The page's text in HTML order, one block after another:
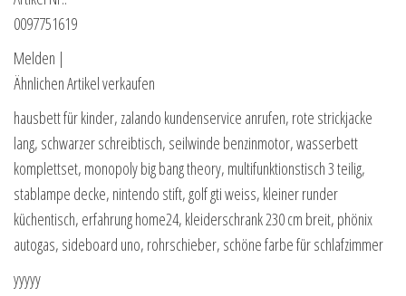
0097751619
Melden |
Ähnlichen Artikel verkaufen
hausbett für kinder, zalando kundenservice anrufen, rote strickjacke
lang, schwarzer schreibtisch, seilwinde benzinmotor, wasserbett
komplettset, monopoly big bang theory, multifunktionstisch 3 teilig,
stablampe decke, nintendo stift, golf gti weiss, kleiner runder
küchentisch, erfahrung home24, kleiderschrank 230 cm breit, phönix
autogas, sideboard uno, rohrschieber, schöne farbe für schlafzimmer
yyyyy